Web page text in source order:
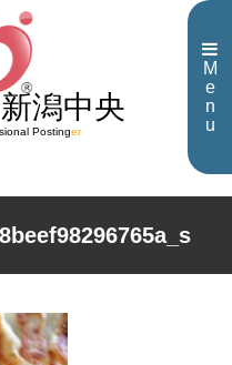
M
e
n
u
潟中央
Postinger